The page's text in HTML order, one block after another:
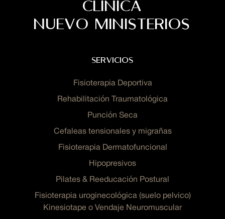
CLÍNICA
NUEVO MINISTERIOS
servicios
Fisioterapia Deportiva
Rehabilitación Traumatológica
Punción Seca
Cefaleas tensionales y migrañas
Fisioterapia Dermatofuncional
Hipopresivos
Pilates & Reeducación Postural
Fisioterapia uroginecológica (suelo pelvico)
Kinesiotape o Vendaje Neuromuscular